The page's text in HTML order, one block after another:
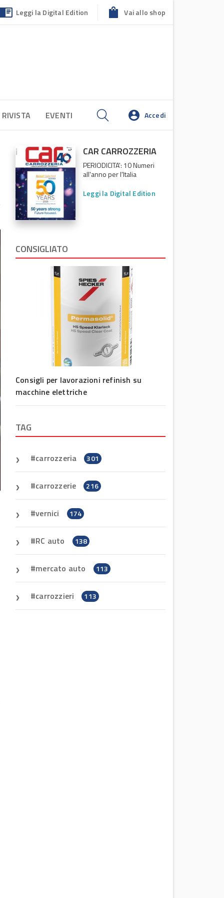
Leggi la Digital Edition Vai allo shop
EVENTI Accedi
CAR CARROZZERIA
PERIODICITA': 10 Numeri
all'anno per l'Italia
Leggi la Digital Edition
CONSIGLIATO
Consigli per lavorazioni refinish su
macchine elettriche
TAG
carrozzeria 301
carrozzerie 216
vernici 174
RC auto 138
mercato auto 113
carrozzieri 113